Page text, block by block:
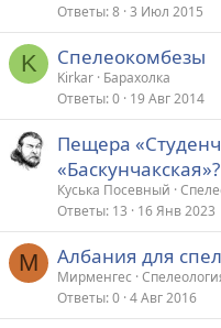
Ответы 8 3 Июл 2015
K Спелеокомбезы
Kirkar Барахолка
Ответы 0 19 Авг 2014
Пещера
«Баскунчакская»?
Куська Посевный
Ответы 13 16 Янв 2023
М Албания для
Мирменгес
Ответы 0 4 Авг 2016